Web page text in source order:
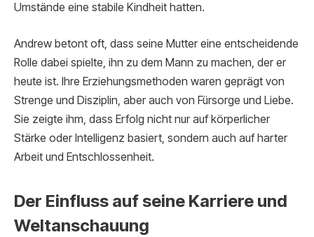
Umstände eine stabile Kindheit hatten.
Andrew betont oft, dass seine Mutter eine entscheidende
Rolle dabei spielte, ihn zu dem Mann zu machen, der er
heute ist. Ihre Erziehungsmethoden waren geprägt von
Strenge und Disziplin, aber auch von Fürsorge und Liebe.
Sie zeigte ihm, dass Erfolg nicht nur auf körperlicher
Stärke oder Intelligenz basiert, sondern auch auf harter
Arbeit und Entschlossenheit.
Der Einfluss auf seine Karriere und
Weltanschauung